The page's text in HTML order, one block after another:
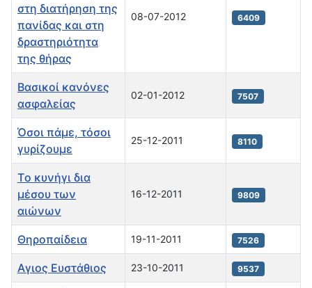
στη διατήρηση της
πανίδας και στη
δραστηριότητα
της θήρας
08-07-2012 6409
Βασικοί κανόνες
ασφαλείας
02-01-2012 7507
Όσοι πάμε, τόσοι
γυρίζουμε
25-12-2011 8110
Τo κυνήγι δια
μέσου των
αιώνων
16-12-2011 9809
Θηροπαίδεια 19-11-2011 7526
Αγιος Ευστάθιος 23-10-2011 9537